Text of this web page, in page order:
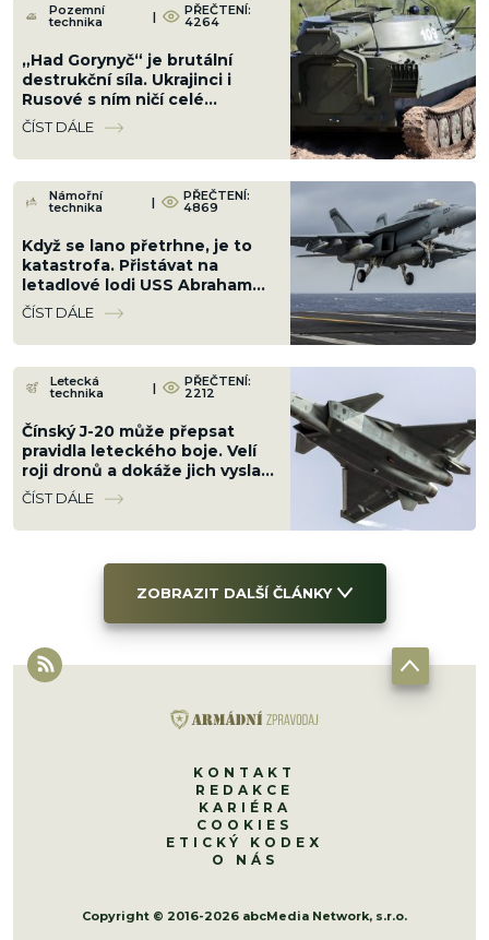
Pozemní
technika | PŘEČTENÍ:
4264
„Had Gorynyč“ je brutální
destrukční síla. Ukrajinci i
Rusové s ním ničí celé
městské ulice
ČÍST DÁLE
Námořní
technika | PŘEČTENÍ:
4869
Když se lano přetrhne, je to
katastrofa. Přistávat na
letadlové lodi USS Abraham
Lincoln si troufnou jenom ti
nejlepší piloti
ČÍST DÁLE
Letecká
technika | PŘEČTENÍ:
2212
Čínský J-20 může přepsat
pravidla leteckého boje. Velí
roji dronů a dokáže jich vyslat
desítky najednou
ČÍST DÁLE
ZOBRAZIT DALŠÍ ČLÁNKY
KONTAKT
REDAKCE
KARIÉRA
COOKIES
ETICKÝ KODEX
O NÁS
Copyright © 2016-2026 abcMedia Network, s.r.o.